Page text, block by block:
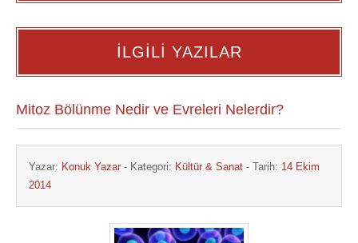
İLGİLİ YAZILAR
Mitoz Bölünme Nedir ve Evreleri Nelerdir?
Yazar: Konuk Yazar - Kategori: Kültür & Sanat - Tarih: 14 Ekim
2014